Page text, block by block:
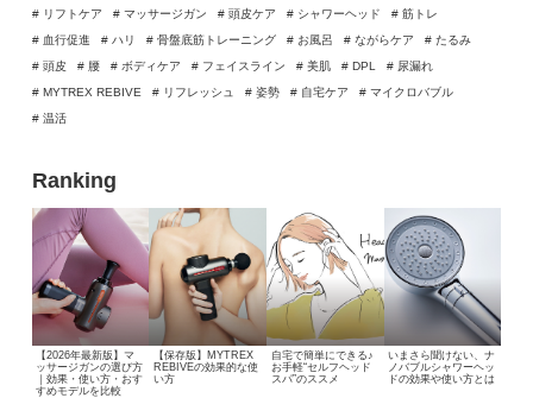
# リフトケア
# マッサージガン # 頭皮ケア # シャワーヘッド
# 筋トレ
# 血行促進
# ハリ # 骨盤底筋トレーニング # お風呂 # ながらケア
# たるみ
# 頭皮
# 腰 # ボディケア # フェイスライン # 美肌 # DPL
# 尿漏れ
# MYTREX REBIVE
# リフレッシュ # 姿勢 # 自宅ケア
# マイクロバブル
# 温活
Ranking
【2026年最新版】マ
ッサージガンの選び方
｜効果・使い方・おす
すめモデルを比較
【保存版】MYTREX
REBIVEの効果的な使
い方
自宅で簡単にできる♪
お手軽“セルフヘッド
スパ”のススメ
いまさら聞けない、ナ
ノバブルシャワーヘッ
ドの効果や使い方とは